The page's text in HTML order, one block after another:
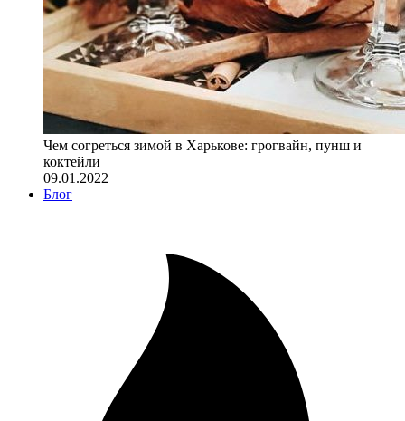
Чем согреться зимой в Харькове: грогвайн, пунш и
коктейли
09.01.2022
Блог